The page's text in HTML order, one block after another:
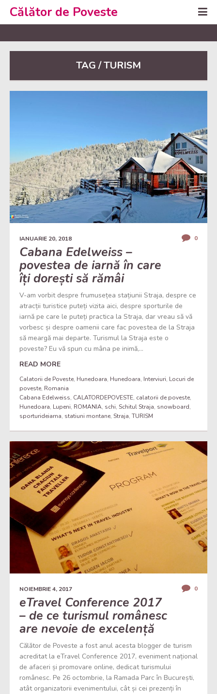
Călător de Poveste
TAG / TURISM
IANUARIE 20, 2018 0
Cabana Edelweiss –
povestea de iarnă în care
îți dorești să rămâi
V-am vorbit despre frumusețea stațiunii Straja, despre ce
atracții turistice puteți vizita aici, despre sporturile de
iarnă pe care le puteți practica la Straja, dar vreau să vă
vorbesc și despre oamenii care fac povestea de la Straja
să meargă mai departe. Turismul la Straja este o
poveste? Eu vă spun cu mâna pe inimă,...
READ MORE
Calatorii de Poveste, Hunedoara, Hunedoara, Interviuri, Locuri de
poveste, Romania
Cabana Edelweiss, CALATORDEPOVESTE, calatorii de poveste,
Hunedoara, Lupeni, ROMANIA, schi, Schitul Straja, snowboard,
sporturideiarna, statiuni montane, Straja, TURISM
NOIEMBRIE 4, 2017 0
eTravel Conference 2017
– de ce turismul românesc
are nevoie de excelență
Călător de Poveste a fost anul acesta blogger de turism
acreditat la eTravel Conference 2017, eveniment național
de afaceri și promovare online, dedicat turismului
românesc. Pe 26 octombrie, la Ramada Parc în București,
atât organizatorii evenimentului, cât și cei prezenți în